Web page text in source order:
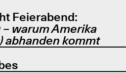
Feierabend:
warum Amerika
abhanden kommt